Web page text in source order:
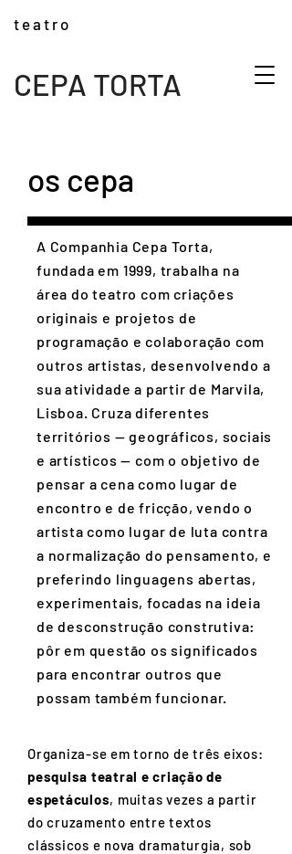
CEPA TORTA
t e a t r o
os cepa
A Companhia Cepa Torta,
fundada em 1999, trabalha na
área do teatro com criações
originais e projetos de
programação e colaboração com
outros artistas, desenvolvendo a
sua atividade a partir de Marvila,
Lisboa. Cruza diferentes
territórios — geográficos, sociais
e artísticos — com o objetivo de
pensar a cena como lugar de
encontro e de fricção, vendo o
artista como lugar de luta contra
a normalização do pensamento, e
preferindo linguagens abertas,
experimentais, focadas na ideia
de desconstrução construtiva:
pôr em questão os significados
para encontrar outros que
possam também funcionar.
Organiza-se em torno de três eixos:
pesquisa teatral e criação de
espetáculos, muitas vezes a partir
do cruzamento entre textos
clássicos e nova dramaturgia, sob